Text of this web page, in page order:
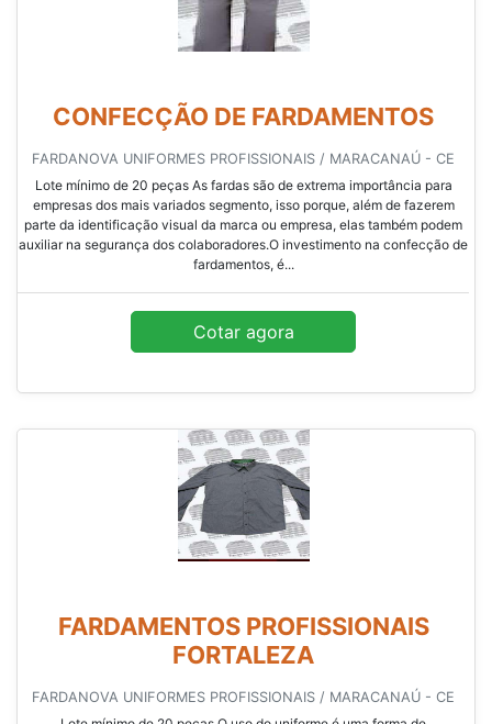
CONFECÇÃO DE FARDAMENTOS
FARDANOVA UNIFORMES PROFISSIONAIS / MARACANAÚ - CE
Lote mínimo de 20 peças As fardas são de extrema importância para
empresas dos mais variados segmento, isso porque, além de fazerem
parte da identificação visual da marca ou empresa, elas também podem
auxiliar na segurança dos colaboradores.O investimento na confecção de
fardamentos, é...
Cotar agora
FARDAMENTOS PROFISSIONAIS
FORTALEZA
FARDANOVA UNIFORMES PROFISSIONAIS / MARACANAÚ - CE